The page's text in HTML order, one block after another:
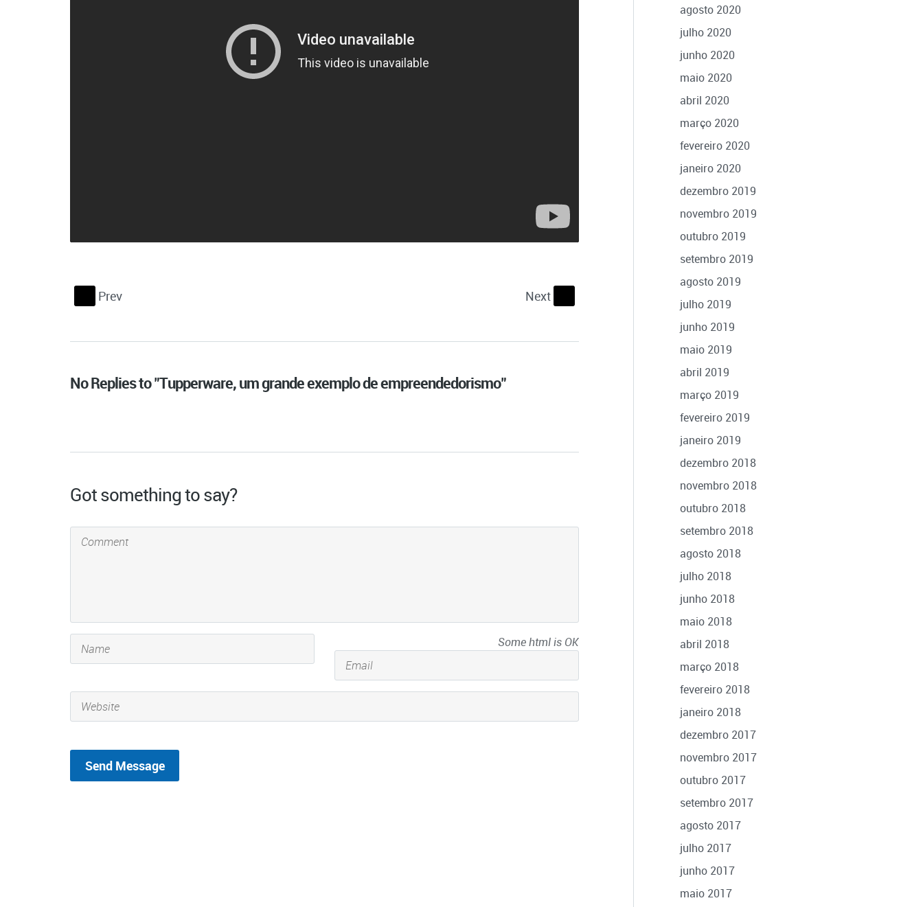
Prev Next
No Replies to "Tupperware, um grande exemplo de empreendedorismo"
Got something to say?
Some html is OK
agosto 2020
julho 2020
junho 2020
maio 2020
abril 2020
março 2020
fevereiro 2020
janeiro 2020
dezembro 2019
novembro 2019
outubro 2019
setembro 2019
agosto 2019
julho 2019
junho 2019
maio 2019
abril 2019
março 2019
fevereiro 2019
janeiro 2019
dezembro 2018
novembro 2018
outubro 2018
setembro 2018
agosto 2018
julho 2018
junho 2018
maio 2018
abril 2018
março 2018
fevereiro 2018
janeiro 2018
dezembro 2017
novembro 2017
outubro 2017
setembro 2017
agosto 2017
julho 2017
junho 2017
maio 2017